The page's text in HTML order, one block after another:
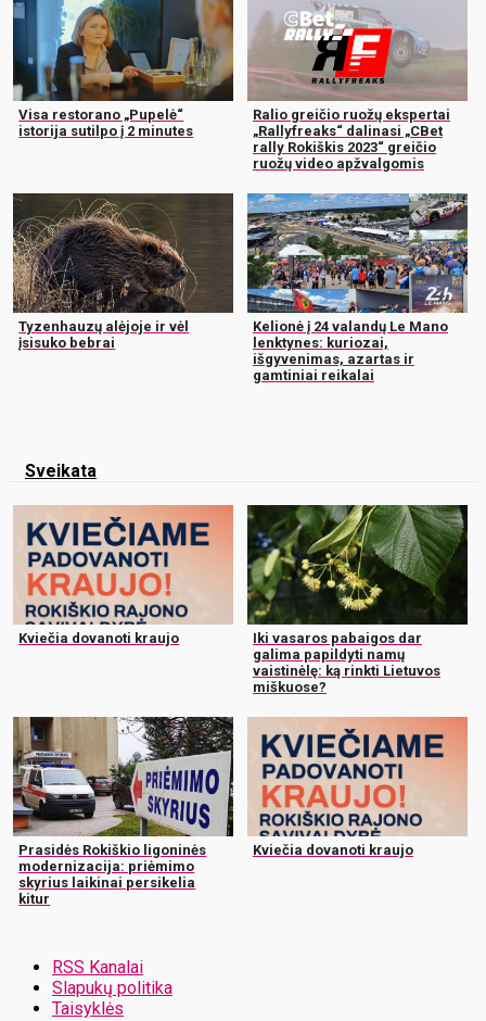
Visa restorano „Pupelė“
istorija sutilpo į 2 minutes
Ralio greičio ruožų ekspertai
„Rallyfreaks“ dalinasi „CBet
rally Rokiškis 2023“ greičio
ruožų video apžvalgomis
Tyzenhauzų alėjoje ir vėl
įsisuko bebrai
Kelionė į 24 valandų Le Mano
lenktynes: kuriozai,
išgyvenimas, azartas ir
gamtiniai reikalai
Sveikata
Kviečia dovanoti kraujo
Iki vasaros pabaigos dar
galima papildyti namų
vaistinėlę: ką rinkti Lietuvos
miškuose?
Prasidės Rokiškio ligoninės
modernizacija: priėmimo
skyrius laikinai persikelia
kitur
Kviečia dovanoti kraujo
RSS Kanalai
Slapukų politika
Taisyklės